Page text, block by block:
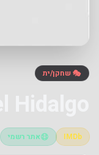
🎭 שחקן/ית
IMDb אתר רשמי